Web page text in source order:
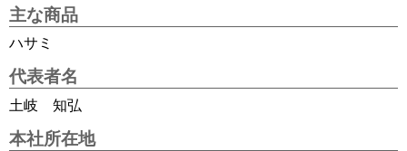
主な商品
ハサミ
代表者名
土岐 知弘
本社所在地